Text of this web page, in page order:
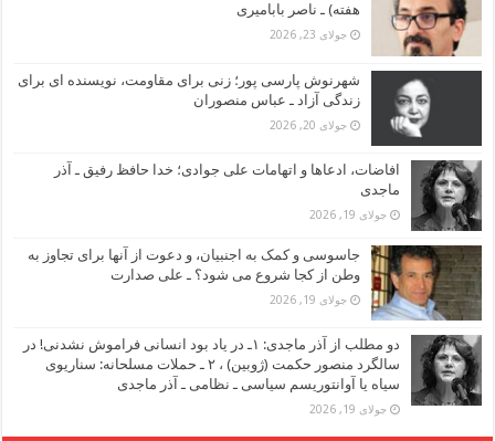
هفته) ـ ناصر بابامیری
جولای 23, 2026
شهرنوش پارسی پور؛ زنی برای مقاومت، نویسنده ای برای
زندگی آزاد ـ عباس منصوران
جولای 20, 2026
افاضات، ادعاها و اتهامات علی جوادی؛ خدا حافظ رفیق ـ آذر
ماجدی
جولای 19, 2026
جاسوسی و کمک به اجنبیان، و دعوت از آنها برای تجاوز به
وطن از کجا شروع می شود؟ ـ علی صدارت
جولای 19, 2026
دو مطلب از آذر ماجدی: ۱ـ در یاد بود انسانی فراموش نشدنی! در
سالگرد منصور حکمت (ژوبین) ، ۲ ـ حملات مسلحانه: سناریوی
سیاه یا آوانتوریسم سیاسی ـ نظامی ـ آذر ماجدی
جولای 19, 2026